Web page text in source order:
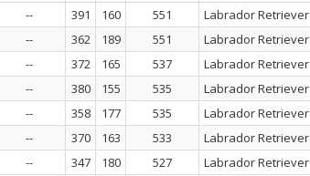
-- 391 160 551 Labrador Retriever
-- 362 189 551 Labrador Retriever
-- 372 165 537 Labrador Retriever
-- 380 155 535 Labrador Retriever
-- 358 177 535 Labrador Retriever
-- 370 163 533 Labrador Retriever
-- 347 180 527 Labrador Retriever